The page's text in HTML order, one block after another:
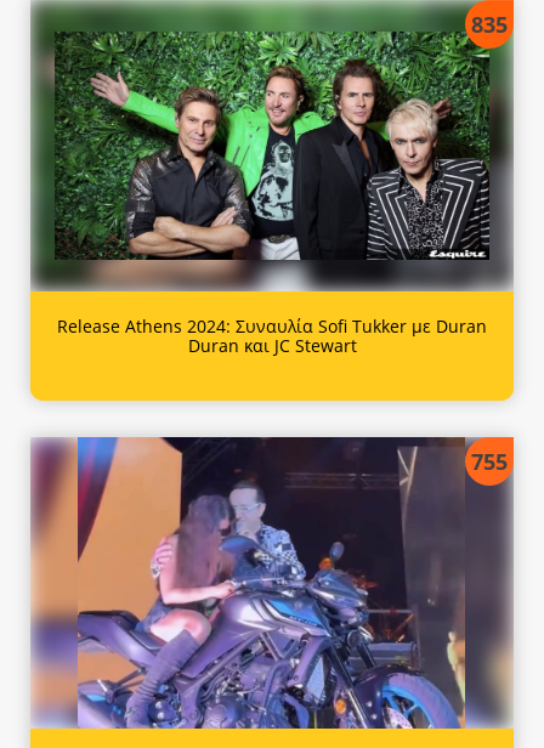
835
Release Athens 2024: Συναυλία Sofi Tukker με Duran
Duran και JC Stewart
755